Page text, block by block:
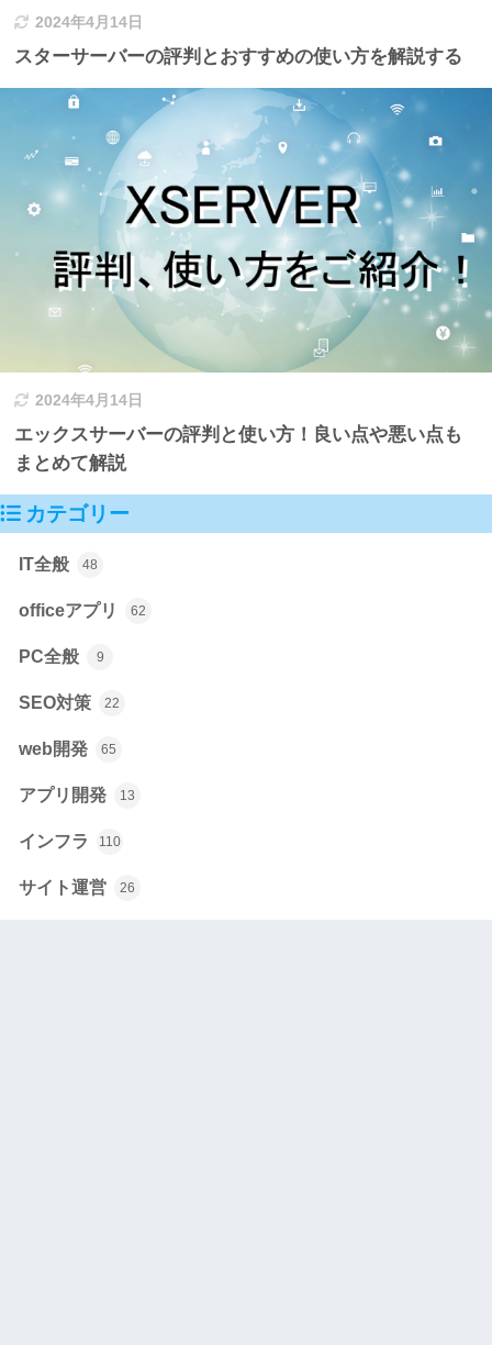
2024年4月14日
スターサーバーの評判とおすすめの使い方を解説する
2024年4月14日
エックスサーバーの評判と使い方！良い点や悪い点も
まとめて解説
カテゴリー
IT全般 48
officeアプリ 62
PC全般 9
SEO対策 22
web開発 65
アプリ開発 13
インフラ 110
サイト運営 26